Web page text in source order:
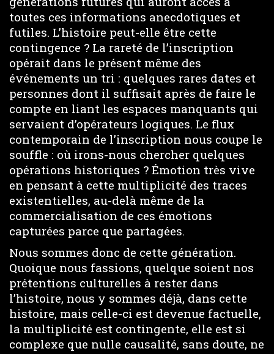
toutes ces informations anecdotiques et
futiles. L’histoire peut-elle être cette
contingence ? La rareté de l’inscription
opérait dans le présent même des
événements un tri : quelques rares dates et
personnes dont il suffisait après de faire le
compte en liant les espaces manquants qui
servaient d’opérateurs logiques. Le flux
contemporain de l’inscription nous coupe le
souffle : où irons-nous chercher quelques
opérations historiques ? Émotion très vive
en pensant à cette multiplicité des traces
existentielles, au-delà même de la
commercialisation de ces émotions
capturées parce que partagées.
Nous sommes donc de cette génération.
Quoique nous fassions, quelque soient nos
prétentions culturelles à rester dans
l’histoire, nous y sommes déjà, dans cette
histoire, mais celle-ci est devenue factuelle,
la multiplicité est contingente, elle est si
complexe que nulle causalité, sans doute, ne